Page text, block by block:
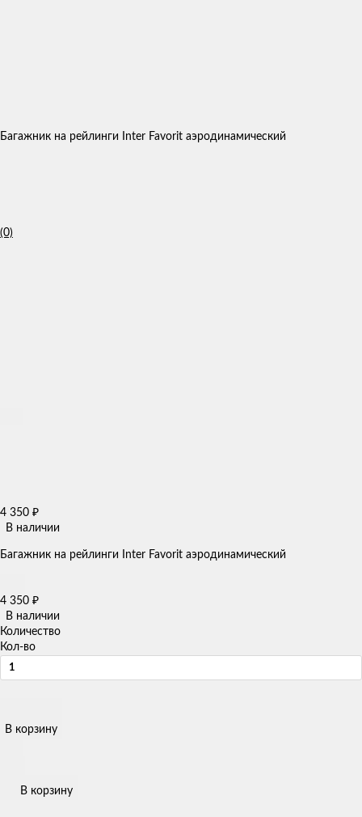
Багажник на рейлинги Inter Favorit аэродинамический
(0)
4 350 ₽
В наличии
Багажник на рейлинги Inter Favorit аэродинамический
4 350 ₽
В наличии
Количество
Кол-во
В корзину
В корзину